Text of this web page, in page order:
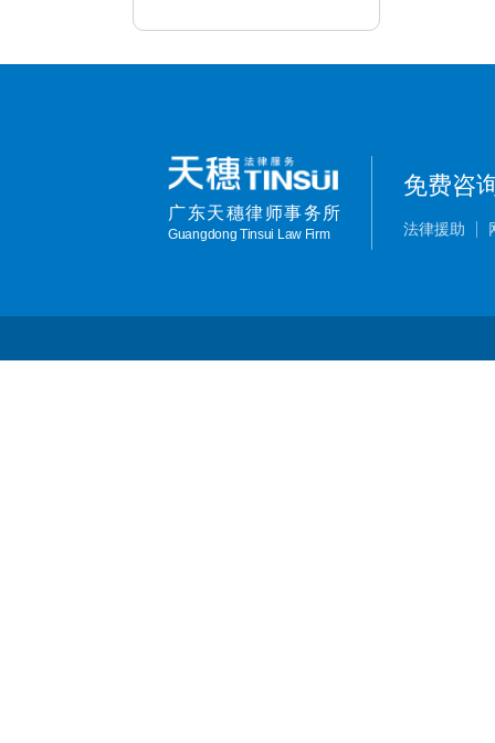
广东天穗律师事务所
Guangdong Tinsui Law Firm
免费咨
法律援助